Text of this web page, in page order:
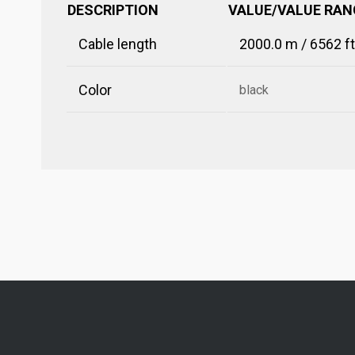
DESCRIPTION VALUE/VALUE
Cable length 2000.0 m / 6562 ft
Color black